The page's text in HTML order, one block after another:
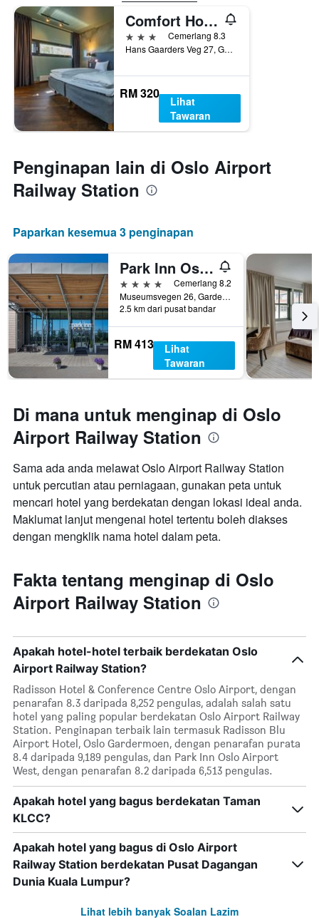
Comfort Hotel Runway
3 bintangCemerlang 8.3
Hans Gaarders Veg 27, Gardermoen, Akershus, Norway
RM 320
Lihat
Tawaran
Penginapan lain di Oslo Airport
Railway Station
Paparkan kesemua 3 penginapan
Park Inn Oslo Airport West
4 bintang
Cemerlang 8.2
Museumsvegen 26, Gardermoen, Akershus, Norway
2.5 km dari pusat bandar
RM 413
Lihat
Tawaran
Di mana untuk menginap di Oslo
Airport Railway Station
Sama ada anda melawat Oslo Airport Railway Station
untuk percutian atau perniagaan, gunakan peta untuk
mencari hotel yang berdekatan dengan lokasi ideal anda.
Maklumat lanjut mengenai hotel tertentu boleh diakses
dengan mengklik nama hotel dalam peta.
Fakta tentang menginap di Oslo
Airport Railway Station
Apakah hotel-hotel terbaik berdekatan Oslo
Airport Railway Station?
Radisson Hotel & Conference Centre Oslo Airport, dengan
penarafan 8.3 daripada 8,252 pengulas, adalah salah satu
hotel yang paling popular berdekatan Oslo Airport Railway
Station. Penginapan terbaik lain termasuk Radisson Blu
Airport Hotel, Oslo Gardermoen, dengan penarafan purata
8.4 daripada 9,189 pengulas, dan Park Inn Oslo Airport
West, dengan penarafan 8.2 daripada 6,513 pengulas.
Apakah hotel yang bagus berdekatan Taman
KLCC?
Apakah hotel yang bagus di Oslo Airport
Railway Station berdekatan Pusat Dagangan
Dunia Kuala Lumpur?
Lihat lebih banyak Soalan Lazim